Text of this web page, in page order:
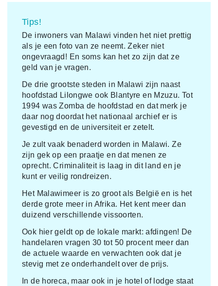
Tips!
De inwoners van Malawi vinden het niet prettig
als je een foto van ze neemt. Zeker niet
ongevraagd! En soms kan het zo zijn dat ze
geld van je vragen.
De drie grootste steden in Malawi zijn naast
hoofdstad Lilongwe ook Blantyre en Mzuzu. Tot
1994 was Zomba de hoofdstad en dat merk je
daar nog doordat het nationaal archief er is
gevestigd en de universiteit er zetelt.
Je zult vaak benaderd worden in Malawi. Ze
zijn gek op een praatje en dat menen ze
oprecht. Criminaliteit is laag in dit land en je
kunt er veilig rondreizen.
Het Malawimeer is zo groot als België en is het
derde grote meer in Afrika. Het kent meer dan
duizend verschillende vissoorten.
Ook hier geldt op de lokale markt: afdingen! De
handelaren vragen 30 tot 50 procent meer dan
de actuele waarde en verwachten ook dat je
stevig met ze onderhandelt over de prijs.
In de horeca, maar ook in je hotel of lodge staat